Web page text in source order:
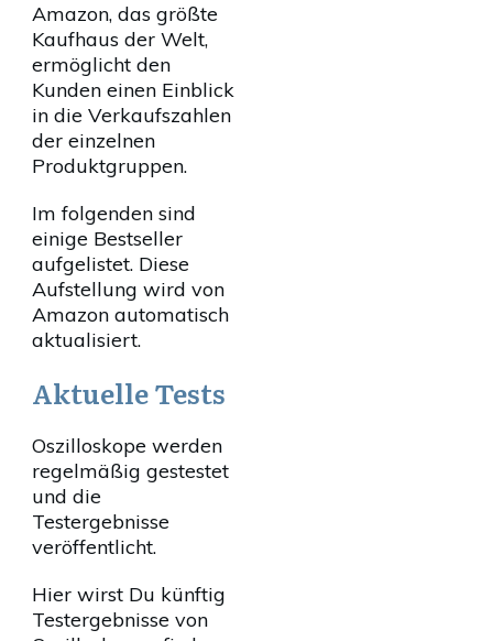
Amazon, das größte
Kaufhaus der Welt,
ermöglicht den
Kunden einen Einblick
in die Verkaufszahlen
der einzelnen
Produktgruppen.
Im folgenden sind
einige Bestseller
aufgelistet. Diese
Aufstellung wird von
Amazon automatisch
aktualisiert.
Aktuelle Tests
Oszilloskope werden
regelmäßig gestestet
und die
Testergebnisse
veröffentlicht.
Hier wirst Du künftig
Testergebnisse von